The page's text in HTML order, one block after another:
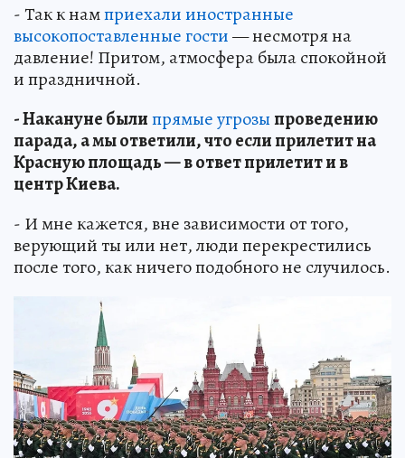
- Так к намприехали иностранные
высокопоставленные гости— несмотря на
давление! Притом, атмосфера была спокойной
и праздничной.
- Накануне былипрямые угрозыпроведению
парада, а мы ответили, что если прилетит на
Красную площадь — в ответ прилетит и в
центр Киева.
- И мне кажется, вне зависимости от того,
верующий ты или нет, люди перекрестились
после того, как ничего подобного не случилось.